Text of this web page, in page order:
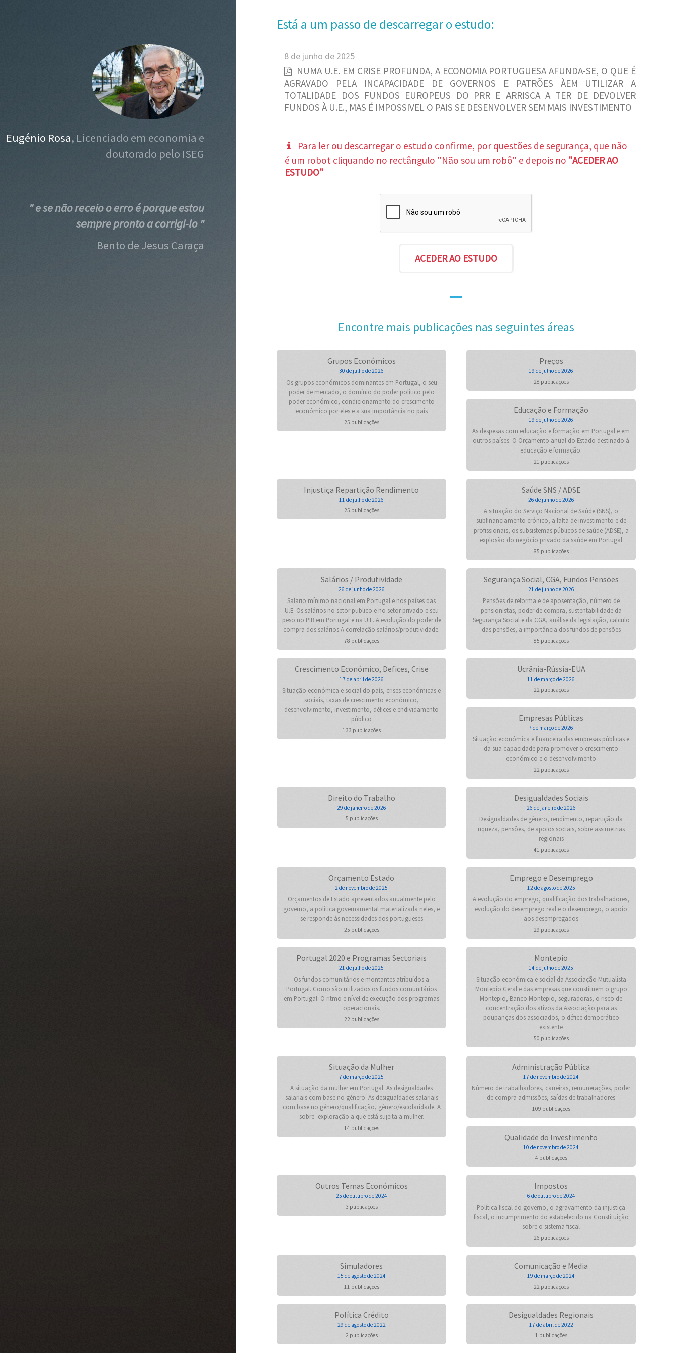
Eugénio Rosa, Licenciado em economia e
doutorado pelo ISEG
" e se não receio o erro é porque estou
sempre pronto a corrigi-lo "
Bento de Jesus Caraça
Está a um passo de descarregar o estudo:
8 de junho de 2025
NUMA U.E. EM CRISE PROFUNDA, A ECONOMIA PORTUGUESA AFUNDA-SE, O QUE É
AGRAVADO PELA INCAPACIDADE DE GOVERNOS E PATRÕES ÀEM UTILIZAR A
TOTALIDADE DOS FUNDOS EUROPEUS DO PRR E ARRISCA A TER DE DEVOLVER
FUNDOS À U.E., MAS É IMPOSSIVEL O PAIS SE DESENVOLVER SEM MAIS INVESTIMENTO
Para ler ou descarregar o estudo confirme, por questões de segurança, que não
é um robot cliquando no rectângulo "Não sou um robô" e depois no "ACEDER AO
ESTUDO"
Encontre mais publicações nas seguintes áreas
Grupos Económicos
30 de julho de 2026
Os grupos económicos dominantes em Portugal, o seu
poder de mercado, o domínio do poder politico pelo
poder económico, condicionamento do crescimento
económico por eles e a sua importância no país
25 publicações
Preços
19 de julho de 2026
28 publicações
Educação e Formação
19 de julho de 2026
As despesas com educação e formação em Portugal e em
outros países. O Orçamento anual do Estado destinado à
educação e formação.
21 publicações
Injustiça Repartição Rendimento
11 de julho de 2026
25 publicações
Saúde SNS / ADSE
26 de junho de 2026
A situação do Serviço Nacional de Saúde (SNS), o
subfinanciamento crónico, a falta de investimento e de
profissionais, os subsistemas públicos de saúde (ADSE), a
explosão do negócio privado da saúde em Portugal
85 publicações
Salários / Produtividade
26 de junho de 2026
Salario mínimo nacional em Portugal e nos países das
U.E. Os salários no setor publico e no setor privado e seu
peso no PIB em Portugal e na U.E. A evolução do poder de
compra dos salários A correlação salários/produtividade.
78 publicações
Segurança Social, CGA, Fundos Pensões
21 de junho de 2026
Pensões de reforma e de aposentação, número de
pensionistas, poder de compra, sustentabilidade da
Segurança Social e da CGA, análise da legislação, calculo
das pensões, a importância dos fundos de pensões
85 publicações
Crescimento Económico, Defices, Crise
17 de abril de 2026
Situação económica e social do país, crises económicas e
sociais, taxas de crescimento económico,
desenvolvimento, investimento, défices e endividamento
público
133 publicações
Ucrânia-Rússia-EUA
11 de março de 2026
22 publicações
Empresas Públicas
7 de março de 2026
Situação económica e financeira das empresas públicas e
da sua capacidade para promover o crescimento
económico e o desenvolvimento
22 publicações
Direito do Trabalho
29 de janeiro de 2026
5 publicações
Desigualdades Sociais
26 de janeiro de 2026
Desigualdades de género, rendimento, repartição da
riqueza, pensões, de apoios sociais, sobre assimetrias
regionais
41 publicações
Orçamento Estado
2 de novembro de 2025
Orçamentos de Estado apresentados anualmente pelo
governo, a politica governamental materializada neles, e
se responde às necessidades dos portugueses
25 publicações
Emprego e Desemprego
12 de agosto de 2025
A evolução do emprego, qualificação dos trabalhadores,
evolução do desemprego real e o desemprego, o apoio
aos desempregados
29 publicações
Portugal 2020 e Programas Sectoriais
21 de julho de 2025
Os fundos comunitários e montantes atribuídos a
Portugal. Como são utilizados os fundos comunitários
em Portugal. O ritmo e nível de execução dos programas
operacionais.
22 publicações
Montepio
14 de julho de 2025
Situação económica e social da Associação Mutualista
Montepio Geral e das empresas que constituem o grupo
Montepio, Banco Montepio, seguradoras, o risco de
concentração dos ativos da Associação para as
poupanças dos associados, o défice democrático
existente
50 publicações
Situação da Mulher
7 de março de 2025
A situação da mulher em Portugal. As desigualdades
salariais com base no género. As desigualdades salariais
com base no género/qualificação, género/escolaridade. A
sobre- exploração a que está sujeita a mulher.
14 publicações
Administração Pública
17 de novembro de 2024
Número de trabalhadores, carreiras, remunerações, poder
de compra admissões, saídas de trabalhadores
109 publicações
Qualidade do Investimento
10 de novembro de 2024
4 publicações
Outros Temas Económicos
25 de outubro de 2024
3 publicações
Impostos
6 de outubro de 2024
Política fiscal do governo, o agravamento da injustiça
fiscal, o incumprimento do estabelecido na Constituição
sobre o sistema fiscal
26 publicações
Simuladores
15 de agosto de 2024
11 publicações
Comunicação e Media
19 de março de 2024
22 publicações
Política Crédito
29 de agosto de 2022
2 publicações
Desigualdades Regionais
17 de abril de 2022
1 publicações